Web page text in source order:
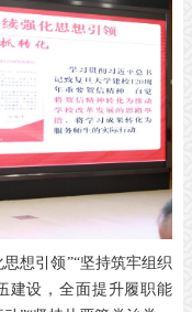
想引领”“坚持筑牢组织
建设，全面提升履职能